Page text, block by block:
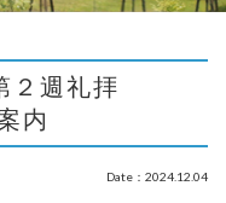
２週礼拝
内
Date：2024.12.04